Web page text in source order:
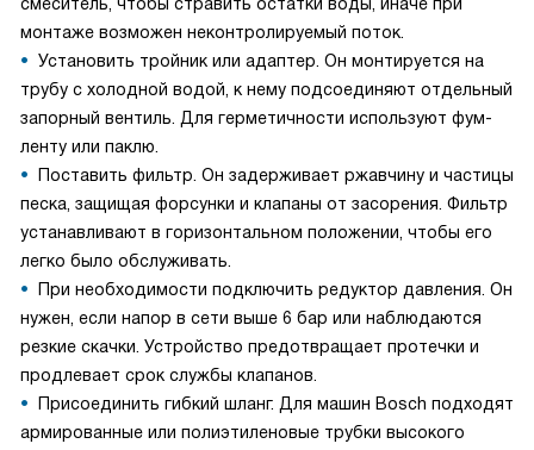
монтаже возможен неконтролируемый поток.
Установить тройник или адаптер. Он монтируется на
трубу с холодной водой, к нему подсоединяют отдельный
запорный вентиль. Для герметичности используют фум-
ленту или паклю.
Поставить фильтр. Он задерживает ржавчину и частицы
песка, защищая форсунки и клапаны от засорения. Фильтр
устанавливают в горизонтальном положении, чтобы его
легко было обслуживать.
При необходимости подключить редуктор давления. Он
нужен, если напор в сети выше 6 бар или наблюдаются
резкие скачки. Устройство предотвращает протечки и
продлевает срок службы клапанов.
Присоединить гибкий шланг. Для машин Bosch подходят
армированные или полиэтиленовые трубки высокого